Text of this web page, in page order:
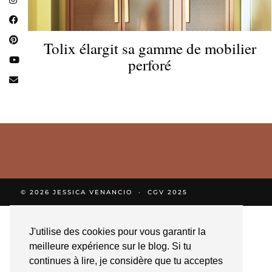
J'utilise des cookies pour vous garantir la
meilleure expérience sur le blog. Si tu
continues à lire, je considère que tu acceptes
Tolix élargit sa gamme de mobilier
perforé
© 2026 JESSICA VENANCIO CGV 2025